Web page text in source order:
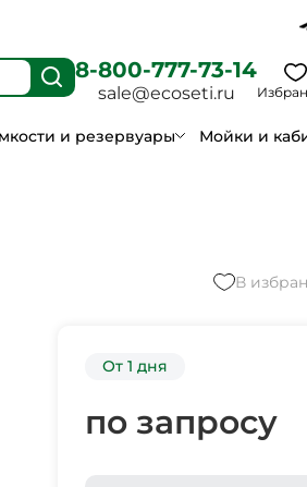
8-800-777-73-14
sale@ecoseti.ru
и резервуары Мойки и
В
От 1 дня
по запросу